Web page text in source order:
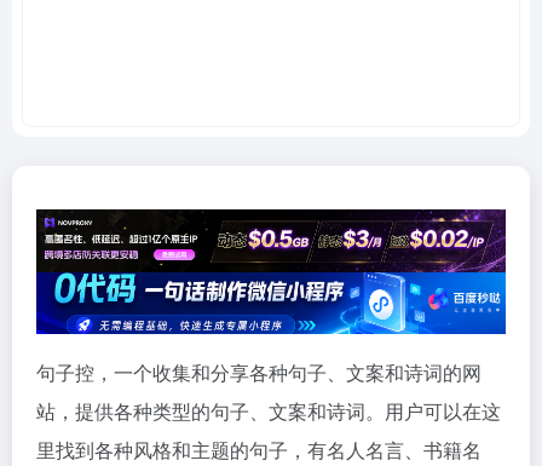
句子控，一个收集和分享各种句子、文案和诗词的网
站，提供各种类型的句子、文案和诗词。用户可以在这
里找到各种风格和主题的句子，有名人名言、书籍名